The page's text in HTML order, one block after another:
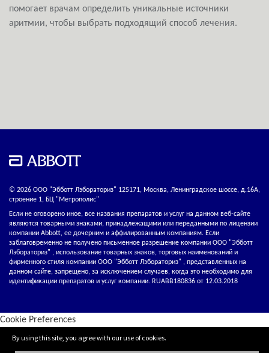
помогает врачам определить уникальные источники
аритмии, чтобы выбрать подходящий способ лечения.
© 2026 ООО "Эбботт Лэбораториз" 125171, Москва, Ленинградское шоссе, д.16А,
строение 1, БЦ "Метрополис"
Если не оговорено иное, все названия препаратов и услуг на данном веб-сайте
являются товарными знаками, принадлежащими или переданными по лицензии
компании Abbott, ее дочерним и аффилированным компаниям. Если
заблаговременно не получено письменное разрешение компании ООО "Эбботт
Лэбораториз" , использование товарных знаков, торговых наименований и
фирменного стиля компании ООО "Эбботт Лэбораториз" , представленных на
данном сайте, запрещено, за исключением случаев, когда это необходимо для
идентификации препаратов и услуг компании. RUABB180836 от 12.03.2018
Cookie Preferences
By using this site, you agree with our use of cookies.